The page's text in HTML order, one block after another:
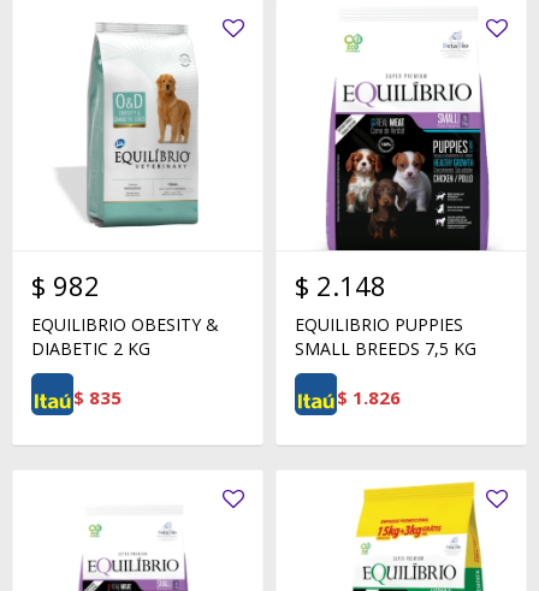
$ 982
EQUILIBRIO OBESITY &
DIABETIC 2 KG
$ 835
$ 2.148
EQUILIBRIO PUPPIES
SMALL BREEDS 7,5 KG
$ 1.826